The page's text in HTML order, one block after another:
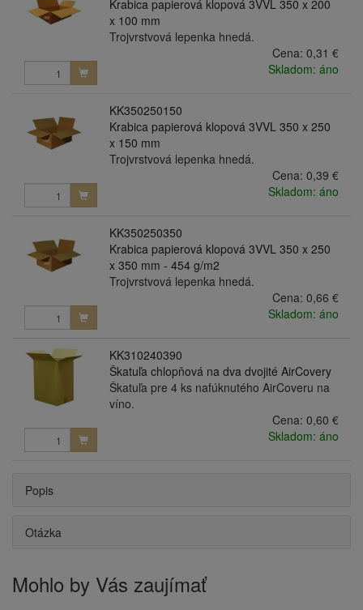
Krabica papierová klopová 3VVL 350 x 200
x 100 mm
Trojvrstvová lepenka hnedá.
Cena: 0,31 €
Skladom: áno
KK350250150
Krabica papierová klopová 3VVL 350 x 250
x 150 mm
Trojvrstvová lepenka hnedá.
Cena: 0,39 €
Skladom: áno
KK350250350
Krabica papierová klopová 3VVL 350 x 250
x 350 mm - 454 g/m2
Trojvrstvová lepenka hnedá.
Cena: 0,66 €
Skladom: áno
KK310240390
Škatuľa chlopňová na dva dvojité AirCovery
Škatuľa pre 4 ks nafúknutého AirCoveru na
víno.
Cena: 0,60 €
Skladom: áno
Popis
Otázka
Mohlo by Vás zaujímať